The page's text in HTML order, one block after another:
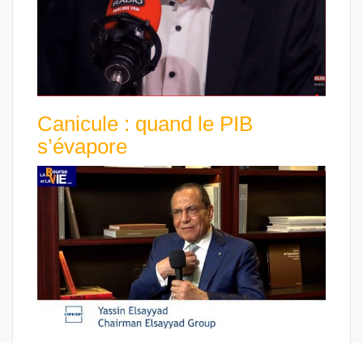
Canicule : quand le PIB
s’évapore